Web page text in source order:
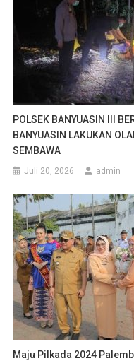
POLSEK BANYUASIN III
BANYUASIN LAKUKAN
SEMBAWA
Juli 20, 2026 admin
Maju Pilkada 2024